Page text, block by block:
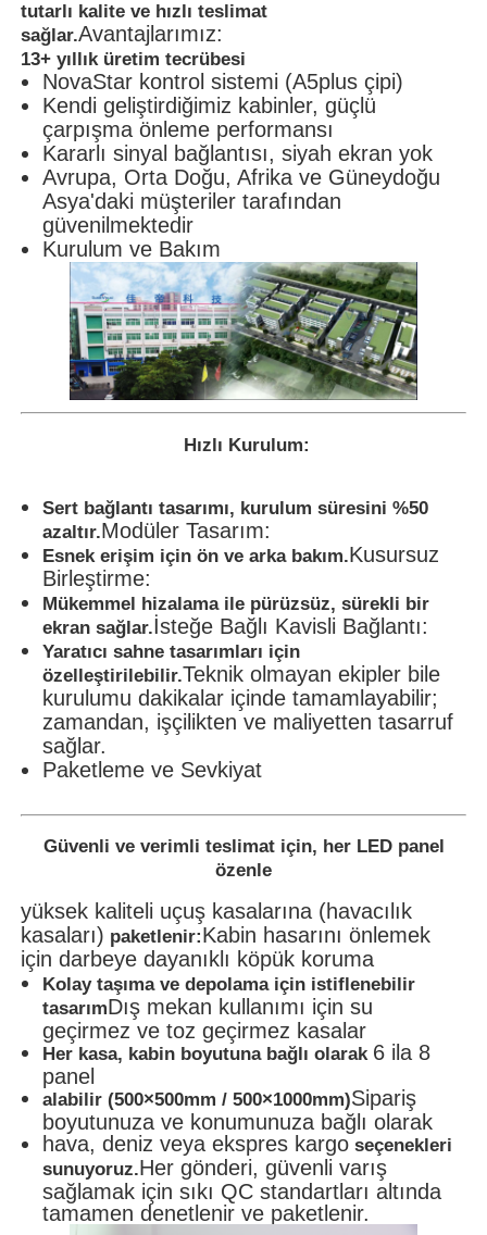
tutarlı kalite ve hızlı teslimat
sağlar.Avantajlarımız:
13+ yıllık üretim tecrübesi
NovaStar kontrol sistemi (A5plus çipi)
Kendi geliştirdiğimiz kabinler, güçlü
çarpışma önleme performansı
Kararlı sinyal bağlantısı, siyah ekran yok
Avrupa, Orta Doğu, Afrika ve Güneydoğu
Asya'daki müşteriler tarafından
güvenilmektedir
Kurulum ve Bakım
Hızlı Kurulum:
Sert bağlantı tasarımı, kurulum süresini %50
azaltır.Modüler Tasarım:
Esnek erişim için ön ve arka bakım.Kusursuz
Birleştirme:
Mükemmel hizalama ile pürüzsüz, sürekli bir
ekran sağlar.İsteğe Bağlı Kavisli Bağlantı:
Yaratıcı sahne tasarımları için
özelleştirilebilir.Teknik olmayan ekipler bile
kurulumu dakikalar içinde tamamlayabilir;
zamandan, işçilikten ve maliyetten tasarruf
sağlar.
Paketleme ve Sevkiyat
Güvenli ve verimli teslimat için, her LED panel
özenle
yüksek kaliteli uçuş kasalarına (havacılık
kasaları) paketlenir:Kabin hasarını önlemek
için darbeye dayanıklı köpük koruma
Kolay taşıma ve depolama için istiflenebilir
tasarımDış mekan kullanımı için su
geçirmez ve toz geçirmez kasalar
Her kasa, kabin boyutuna bağlı olarak 6 ila 8
panel
alabilir (500×500mm / 500×1000mm)Sipariş
boyutunuza ve konumunuza bağlı olarak
hava, deniz veya ekspres kargo seçenekleri
sunuyoruz.Her gönderi, güvenli varış
sağlamak için sıkı QC standartları altında
tamamen denetlenir ve paketlenir.